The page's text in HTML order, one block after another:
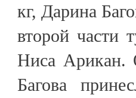
кг, Дарина
второй части
Ниса Арикан.
Багова